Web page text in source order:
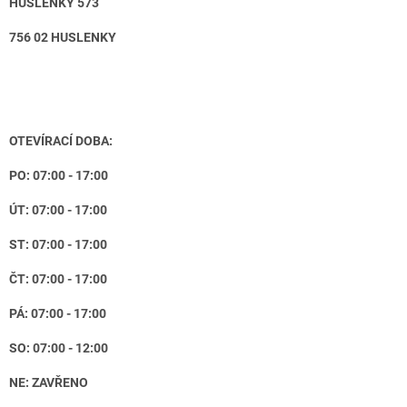
756 02 HUSLENKY
OTEVÍRACÍ DOBA:
PO: 07:00 - 17:00
ÚT: 07:00 - 17:00
ST: 07:00 - 17:00
ČT: 07:00 - 17:00
PÁ: 07:00 - 17:00
SO: 07:00 - 12:00
NE: ZAVŘENO